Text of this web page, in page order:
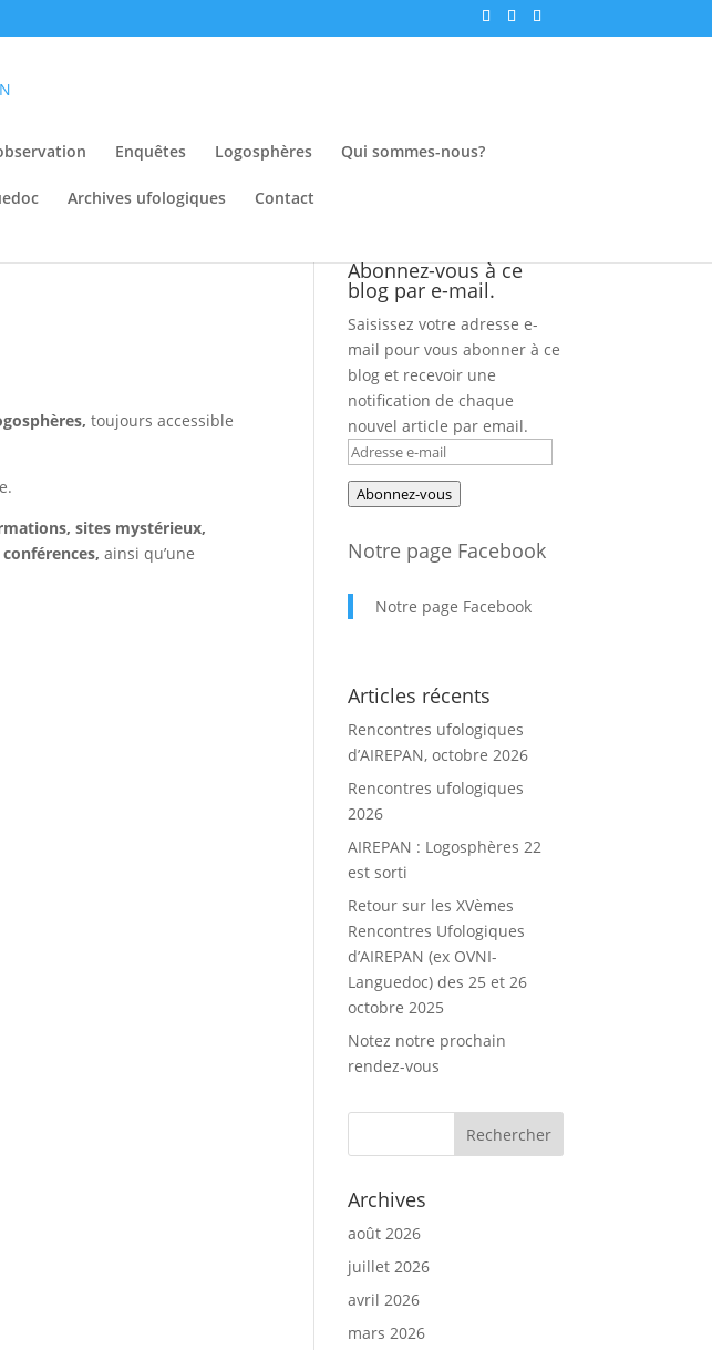
Enquêtes Logosphères Qui sommes-nous?
Archives ufologiques Contact
toujours accessible
sites mystérieux,
ainsi qu’une
Abonnez-vous à ce
blog par e-mail.
Saisissez votre adresse e-
mail pour vous abonner à ce
blog et recevoir une
notification de chaque
nouvel article par email.
Adresse
e-
mail
Abonnez-vous
Notre page Facebook
Notre page Facebook
Articles récents
Rencontres ufologiques
d’AIREPAN, octobre 2026
Rencontres ufologiques
2026
AIREPAN : Logosphères 22
est sorti
Retour sur les XVèmes
Rencontres Ufologiques
d’AIREPAN (ex OVNI-
Languedoc) des 25 et 26
octobre 2025
Notez notre prochain
rendez-vous
Archives
août 2026
juillet 2026
avril 2026
mars 2026